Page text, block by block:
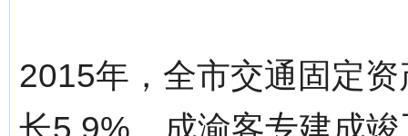
2015年，全市交通固定
长5.9%。成渝客专建成